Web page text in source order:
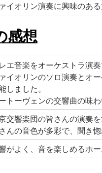
イオリン演奏に興味のあ
感想
エ音楽をオーケストラ演
イオリンのソロ演奏とオ
しました。
トーヴェンの交響曲の味
交響楽団の皆さんの演奏
んの音色が多彩で、聞き
がよく、音を楽しめるホ